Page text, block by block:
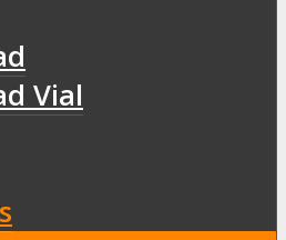
Vial